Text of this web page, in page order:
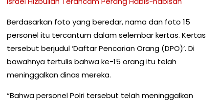
Berdasarkan foto yang beredar, nama dan foto 15
personel itu tercantum dalam selembar kertas. Kertas
tersebut berjudul ‘Daftar Pencarian Orang (DPO)’. Di
bawahnya tertulis bahwa ke-15 orang itu telah
meninggalkan dinas mereka.
“Bahwa personel Polri tersebut telah meninggalkan